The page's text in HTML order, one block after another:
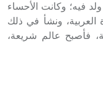
من أبجر الأول وحتى
فيه؛ وكانت الأحساء
العربية، ونشأ في ذلك
فأصبح عالم شريعة،